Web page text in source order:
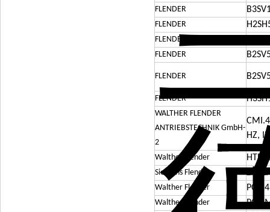
FLENDER
FLENDER
FLENDER
FLENDER
FLENDER
FLENDER
WALTHER FLENDER
ANTRIEBSTECHNIK GmbH-
2
HZ,
Walther Flender HTD-
Siemens Flender
Walther Flender PC-
Walther Flender PC-